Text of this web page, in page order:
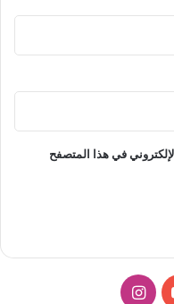
في هذا المتصفح
‫YouTubeانستقرام